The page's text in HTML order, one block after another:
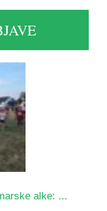
alke: ...